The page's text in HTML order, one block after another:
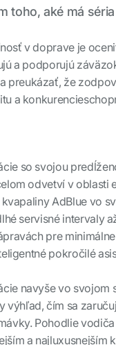
toho, aké má
v doprave je
a podporujú
preukázať, že
a
so svojou
odvetví v oblasti
AdBlue vo
servisné intervaly
pre
pokročilé
navyše vo svojom
výhľad, čím sa
Pohodlie
a najluxusnejším